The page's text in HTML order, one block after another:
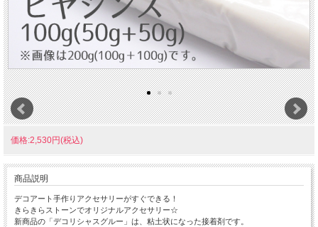
価格:2,530円(税込)
商品説明
デコアート手作りアクセサリーがすぐできる！
きらきらストーンでオリジナルアクセサリー☆
新商品の「デコリシャスグルー」は、粘土状になった接着剤です。